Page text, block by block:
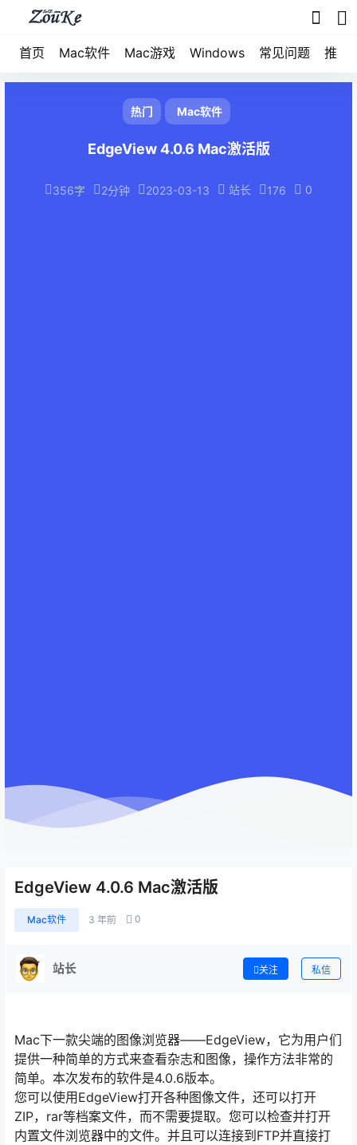
首页 Mac软件 Mac游戏 Windows 常见问题 推荐
热门 Mac软件
EdgeView 4.0.6 Mac激活版
356字 2分钟 2023-03-13 站长 176 0
EdgeView 4.0.6 Mac激活版
Mac软件 3 年前 0
站长 关注 私信
Mac下一款尖端的图像浏览器——EdgeView，它为用户们
提供一种简单的方式来查看杂志和图像，操作方法非常的
简单。本次发布的软件是4.0.6版本。
您可以使用EdgeView打开各种图像文件，还可以打开
ZIP，rar等档案文件，而不需要提取。您可以检查并打开
内置文件浏览器中的文件。并且可以连接到FTP并直接打